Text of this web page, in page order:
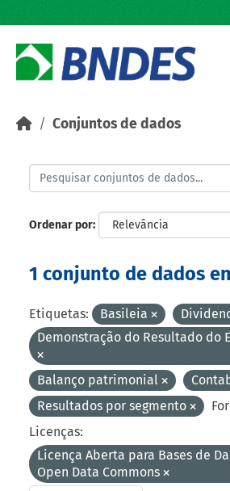
Conjuntos de dados
Ordenar por
1 conjunto de dados
Etiquetas: Basileia
Demonstração do Resultado do
Balanço patrimonial
Resultados por segmento
Licenças:
Licença Aberta para Bases de
Open Data Commons